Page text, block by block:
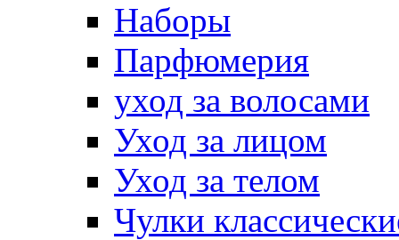
Наборы
Парфюмерия
уход за волосами
Уход за лицом
Уход за телом
Чулки